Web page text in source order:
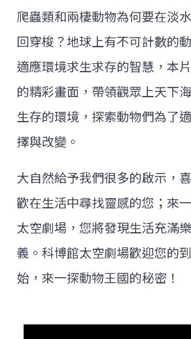
爬蟲類和兩棲動物為何要在淡
回穿梭？地球上有不可計數的
適應環境求生求存的智慧，本
的精彩畫面，帶領觀眾上天下
生存的環境，探索動物們為了
擇與改變。
大自然給予我們很多的啟示，
歡在生活中尋找靈感的您；來
太空劇場，您將發現生活充滿
義。科博館太空劇場歡迎您的
始，來一探動物王國的秘密！